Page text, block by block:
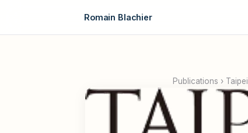
Romain Blachier
Publications ›